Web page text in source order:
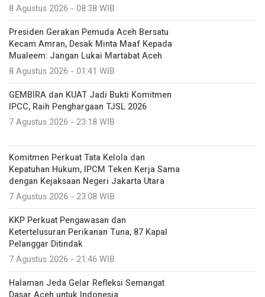
8 Agustus 2026 - 08:38 WIB
Presiden Gerakan Pemuda Aceh Bersatu
Kecam Amran, Desak Minta Maaf Kepada
Mualeem: Jangan Lukai Martabat Aceh
8 Agustus 2026 - 01:41 WIB
GEMBIRA dan KUAT Jadi Bukti Komitmen
IPCC, Raih Penghargaan TJSL 2026
7 Agustus 2026 - 23:18 WIB
Komitmen Perkuat Tata Kelola dan
Kepatuhan Hukum, IPCM Teken Kerja Sama
dengan Kejaksaan Negeri Jakarta Utara
7 Agustus 2026 - 23:08 WIB
KKP Perkuat Pengawasan dan
Ketertelusuran Perikanan Tuna, 87 Kapal
Pelanggar Ditindak
7 Agustus 2026 - 21:46 WIB
Halaman Jeda Gelar Refleksi Semangat